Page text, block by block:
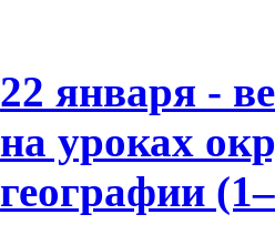
22 января -
на уроках
географии